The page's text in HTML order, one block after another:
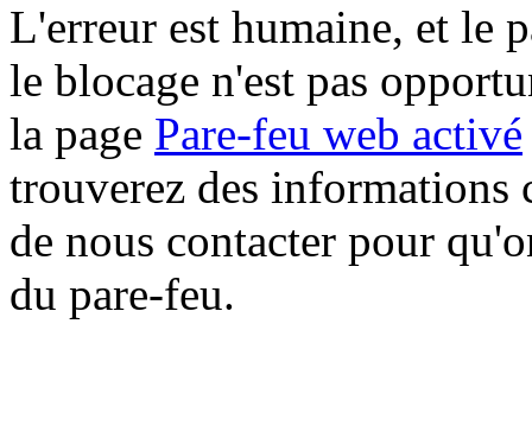
L'erreur est humaine, et le
le blocage n'est pas
la page Pare-feu web activé
trouverez des informations
de nous contacter pour
du pare-feu.